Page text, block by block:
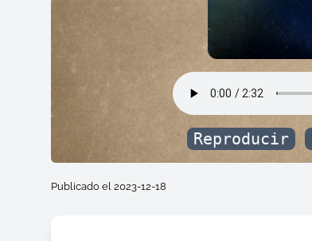
Reproducir
Publicado el 2023-12-18